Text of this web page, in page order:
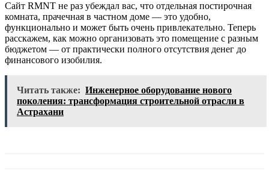
Сайт RMNT не раз убеждал вас, что отдельная постирочная
комната, прачечная в частном доме — это удобно,
функционально и может быть очень привлекательно. Теперь
расскажем, как можно организовать это помещение с разным
бюджетом — от практически полного отсутствия денег до
финансового изобилия.
Читать также: Инженерное оборудование нового
поколения: трансформация строительной отрасли в
Астрахани